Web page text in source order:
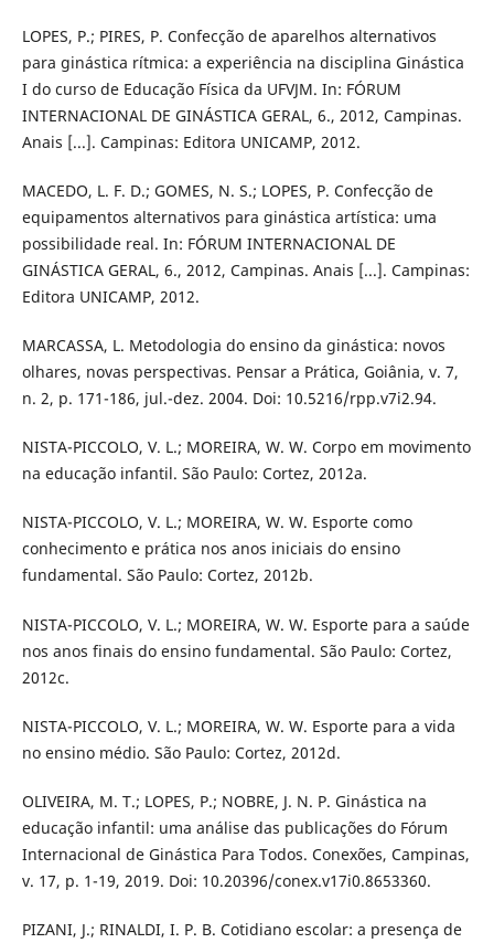
LOPES, P.; PIRES, P. Confecção de aparelhos alternativos
para ginástica rítmica: a experiência na disciplina Ginástica
I do curso de Educação Física da UFVJM. In: FÓRUM
INTERNACIONAL DE GINÁSTICA GERAL, 6., 2012, Campinas.
Anais [...]. Campinas: Editora UNICAMP, 2012.
MACEDO, L. F. D.; GOMES, N. S.; LOPES, P. Confecção de
equipamentos alternativos para ginástica artística: uma
possibilidade real. In: FÓRUM INTERNACIONAL DE
GINÁSTICA GERAL, 6., 2012, Campinas. Anais [...]. Campinas:
Editora UNICAMP, 2012.
MARCASSA, L. Metodologia do ensino da ginástica: novos
olhares, novas perspectivas. Pensar a Prática, Goiânia, v. 7,
n. 2, p. 171-186, jul.-dez. 2004. Doi: 10.5216/rpp.v7i2.94.
NISTA-PICCOLO, V. L.; MOREIRA, W. W. Corpo em movimento
na educação infantil. São Paulo: Cortez, 2012a.
NISTA-PICCOLO, V. L.; MOREIRA, W. W. Esporte como
conhecimento e prática nos anos iniciais do ensino
fundamental. São Paulo: Cortez, 2012b.
NISTA-PICCOLO, V. L.; MOREIRA, W. W. Esporte para a saúde
nos anos finais do ensino fundamental. São Paulo: Cortez,
2012c.
NISTA-PICCOLO, V. L.; MOREIRA, W. W. Esporte para a vida
no ensino médio. São Paulo: Cortez, 2012d.
OLIVEIRA, M. T.; LOPES, P.; NOBRE, J. N. P. Ginástica na
educação infantil: uma análise das publicações do Fórum
Internacional de Ginástica Para Todos. Conexões, Campinas,
v. 17, p. 1-19, 2019. Doi: 10.20396/conex.v17i0.8653360.
PIZANI, J.; RINALDI, I. P. B. Cotidiano escolar: a presença de